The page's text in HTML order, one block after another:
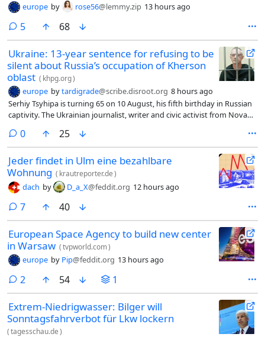
europe by rose56@lemmy.zip 13 hours ago
5comments
68
Ukraine: 13-year sentence for refusing to be
silent about Russia’s occupation of Kherson
oblast ( khpg.org)
europe bytardigrade@scribe.disroot.org 8 hours ago
Serhiy Tsyhipa is turning 65 on 10 August, his fifth birthday in Russian
captivity. The Ukrainian journalist, writer and civic activist from Nova
out against Russia’s invasion and occupation of his homeland.
Publicity is needed to ensure that he does not serve Russia’s reprisal
13-year sentence to the end. Olena Tsyhipa has issued a plea for
people to join her in a flashmob for her husband’s birthday. She asks
that they take a selfie, or make a videoed message, holding a placard
reading “65 years – 5 years stolen’ under the hashtag
#FreeSergiyTsyhipa. Even if Serhiy does not receive the greetings in
0comments
25
Jeder findet in Ulm eine bezahlbare
Wohnung ( krautreporter.de)
dach by D_a_X@feddit.org 12 hours ago
7comments
40
European Space Agency to build new center
in Warsaw (tvpworld.com)
europe by Pip@feddit.org 13 hours ago
2 comments
54 1
Extrem-Niedrigwasser: Bilger will
Sonntagsfahrverbot für Lkw lockern
(tagesschau.de)